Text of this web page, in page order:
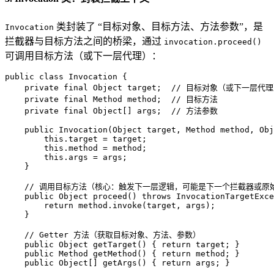
Invocation 类封装了 “目标对象、目标方法、方法参数”，是
拦截器与目标方法之间的桥梁，通过 invocation.proceed()
可调用目标方法（或下一层代理）：
public class Invocation {
private
final Object target;
// 目标对象（或下一层代
private
final Method method;
// 目标方法
private
final Object[] args; // 方法参数
public Invocation (Object target, Method method,
this .target = target;
this .method = method;
this .args = args;
    }
// 调用目标方法（核心：触发下一层逻辑，可能是下一个拦截器或原
public Object proceed () throws
return method.invoke(target, args);
    }
// Getter 方法（获取目标对象、方法、参数）
public Object getTarget () { return target; }
public Method getMethod () { return method; }
public Object[] getArgs() { return args; }